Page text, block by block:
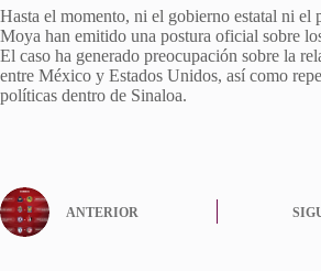
Hasta el momento, ni el gobierno estatal ni el
Moya han emitido una postura oficial sobre
El caso ha generado preocupación sobre la
entre México y Estados Unidos, así como
políticas dentro de Sinaloa.
ANTERIOR